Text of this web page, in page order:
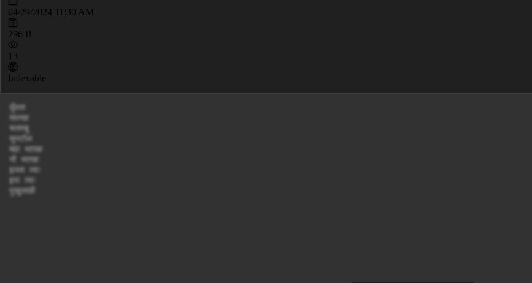
04/29/2024 11:30 AM
296 B
13
Indexable
धुँल्ला
साल्खा
चलाखु
सुनटोल
म्ह्या ध्वाखा
भौ ध्वाखा
इल्ला त्वाः
इपा त्वाः
पुखुलाछी